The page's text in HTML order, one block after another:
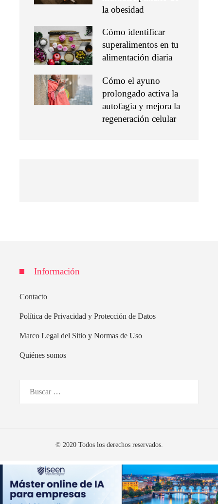
la obesidad
Cómo identificar
superalimentos en tu
alimentación diaria
Cómo el ayuno
prolongado activa la
autofagia y mejora la
regeneración celular
Información
Contacto
Política de Privacidad y Protección de Datos
Marco Legal del Sitio y Normas de Uso
Quiénes somos
© 2020 Todos los derechos reservados.